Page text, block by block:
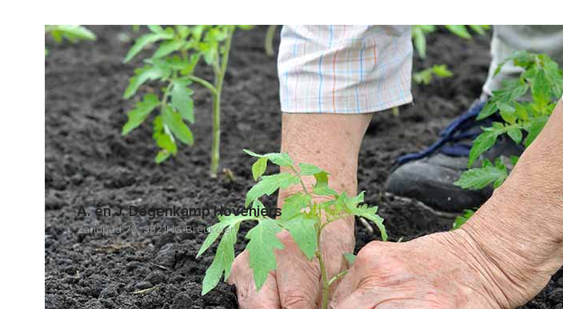
A. en J. Degenkamp Hoveniers
Zandpad 72, 3621NG Breukelen